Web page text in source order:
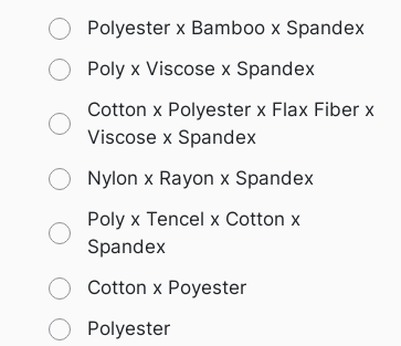
Polyester x Bamboo x Spandex
Poly x Viscose x Spandex
Cotton x Polyester x Flax Fiber x
Viscose x Spandex
Nylon x Rayon x Spandex
Poly x Tencel x Cotton x
Spandex
Cotton x Poyester
Polyester